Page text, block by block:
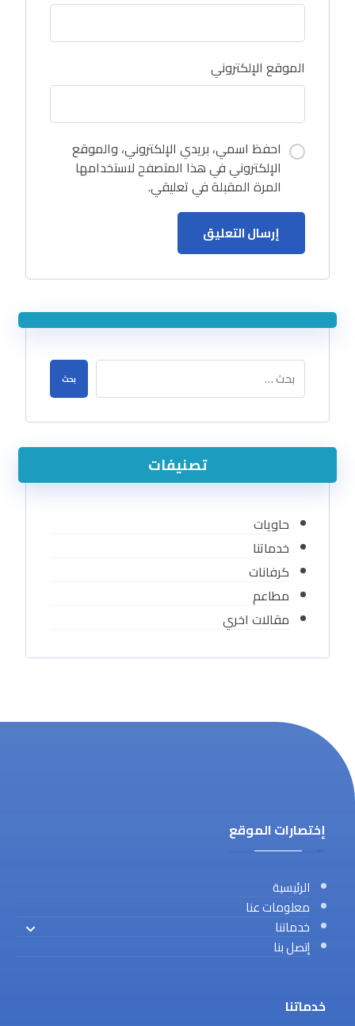
الموقع الإلكتروني
احفظ اسمي، بريدي الإلكتروني، والموقع
الإلكتروني في هذا المتصفح لاستخدامها
المرة المقبلة في تعليقي.
إرسال التعليق
بحث
تصنيفات
حاويات
خدماتنا
كرفانات
مطاعم
مقالات اخري
إختصارات الموقع
الرئيسية
معلومات عنا
خدماتنا
إتصل بنا
خدماتنا